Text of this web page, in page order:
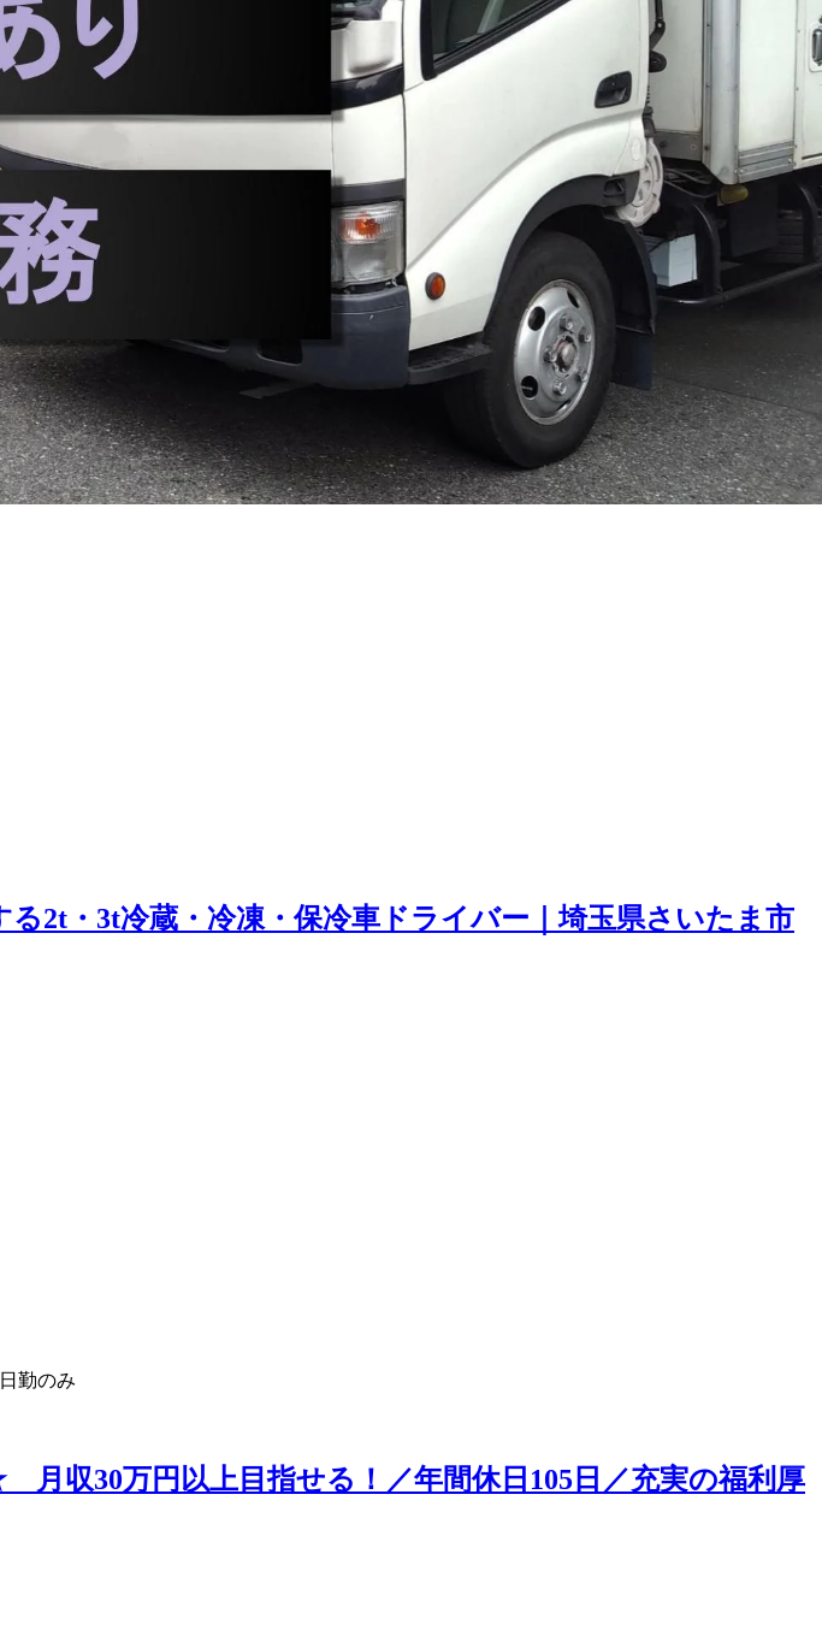
4トン バイク・原付 女性・男性歓迎 シニア歓迎 日勤のみ 年末年始休暇夏季休暇
もあり♪ 大手ならではの働きやすい環境です！｜埼玉県さ
る2t・3t冷蔵・冷凍・保冷車ドライバー｜埼玉県さいたま市
日勤のみ
収30万円以上目指せる！／年間休日105日／充実の福利厚